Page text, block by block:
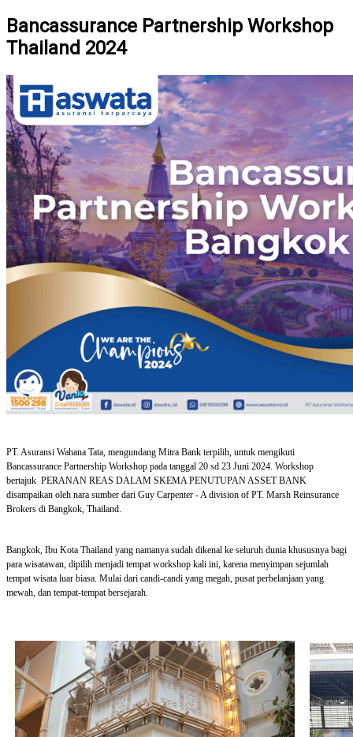
Bancassurance Partnership Workshop
Thailand 2024
PT. Asuransi Wahana Tata, mengundang Mitra Bank terpilih, untuk mengikuti
Bancassurance Partnership Workshop pada tanggal 20 sd 23 Juni 2024. Workshop
bertajuk PERANAN REAS DALAM SKEMA PENUTUPAN ASSET BANK
disampaikan oleh nara sumber dari Guy Carpenter - A division of PT. Marsh Reinsurance
Brokers di Bangkok, Thailand.
Bangkok, Ibu Kota Thailand yang namanya sudah dikenal ke seluruh dunia khususnya bagi
para wisatawan, dipilih menjadi tempat workshop kali ini, karena menyimpan sejumlah
tempat wisata luar biasa. Mulai dari candi-candi yang megah, pusat perbelanjaan yang
mewah, dan tempat-tempat bersejarah.